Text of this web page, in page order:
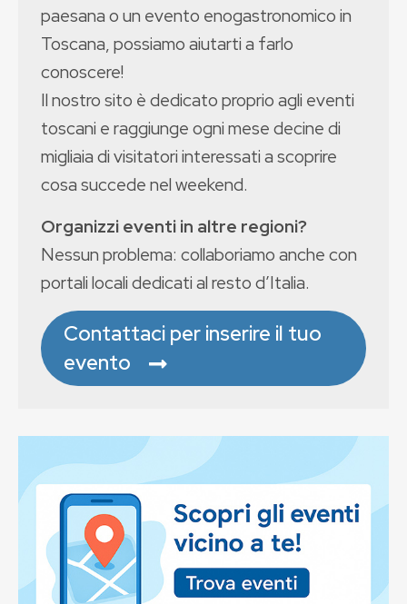
paesana o un evento enogastronomico in
Toscana, possiamo aiutarti a farlo
conoscere!
Il nostro sito è dedicato proprio agli eventi
toscani e raggiunge ogni mese decine di
migliaia di visitatori interessati a scoprire
cosa succede nel weekend.
Organizzi eventi in altre regioni?
Nessun problema: collaboriamo anche con
portali locali dedicati al resto d’Italia.
Contattaci per inserire il tuo
evento